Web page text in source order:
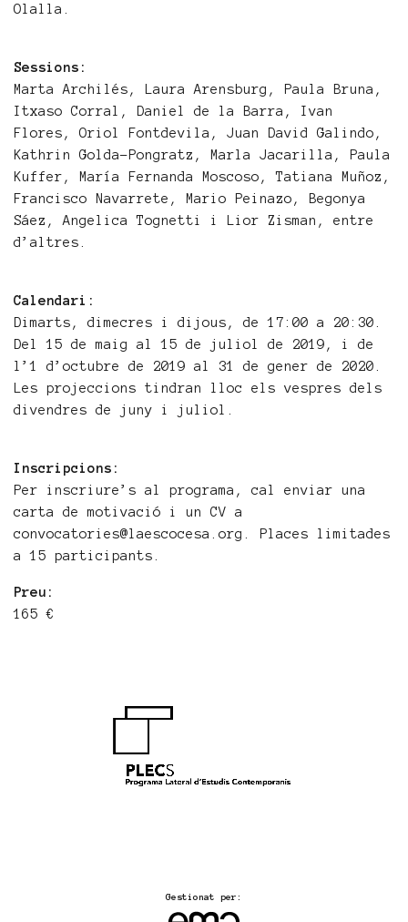
Olalla.
Sessions:
Marta Archilés, Laura Arensburg, Paula Bruna,
Itxaso Corral, Daniel de la Barra, Ivan
Flores, Oriol Fontdevila, Juan David Galindo,
Kathrin Golda-Pongratz, Marla Jacarilla, Paula
Kuffer, María Fernanda Moscoso, Tatiana Muñoz,
Francisco Navarrete, Mario Peinazo, Begonya
Sáez, Angelica Tognetti i Lior Zisman, entre
d’altres.
Calendari:
Dimarts, dimecres i dijous, de 17:00 a 20:30.
Del 15 de maig al 15 de juliol de 2019, i de
l’1 d’octubre de 2019 al 31 de gener de 2020.
Les projeccions tindran lloc els vespres dels
divendres de juny i juliol.
Inscripcions:
Per inscriure’s al programa, cal enviar una
carta de motivació i un CV a
convocatories@laescocesa.org. Places limitades
a 15 participants.
Preu:
165 €
Gestionat per: